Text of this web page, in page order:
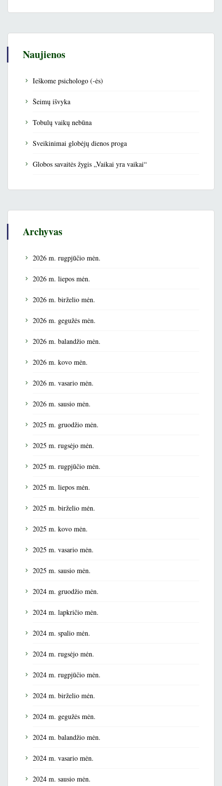
Naujienos
Ieškome psichologo (-ės)
Šeimų išvyka
Tobulų vaikų nebūna
Sveikinimai globėjų dienos proga
Globos savaitės žygis „Vaikai yra vaikai“
Archyvas
2026 m. rugpjūčio mėn.
2026 m. liepos mėn.
2026 m. birželio mėn.
2026 m. gegužės mėn.
2026 m. balandžio mėn.
2026 m. kovo mėn.
2026 m. vasario mėn.
2026 m. sausio mėn.
2025 m. gruodžio mėn.
2025 m. rugsėjo mėn.
2025 m. rugpjūčio mėn.
2025 m. liepos mėn.
2025 m. birželio mėn.
2025 m. kovo mėn.
2025 m. vasario mėn.
2025 m. sausio mėn.
2024 m. gruodžio mėn.
2024 m. lapkričio mėn.
2024 m. spalio mėn.
2024 m. rugsėjo mėn.
2024 m. rugpjūčio mėn.
2024 m. birželio mėn.
2024 m. gegužės mėn.
2024 m. balandžio mėn.
2024 m. vasario mėn.
2024 m. sausio mėn.